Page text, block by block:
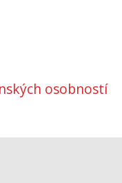
osobností